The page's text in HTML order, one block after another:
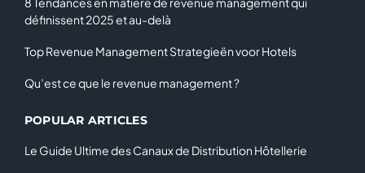
définissent 2025 et au-delà
Top Revenue Management Strategieën voor Hotels
Qu’est ce que le revenue management ?
POPULAR ARTICLES
Le Guide Ultime des Canaux de Distribution Hôtellerie